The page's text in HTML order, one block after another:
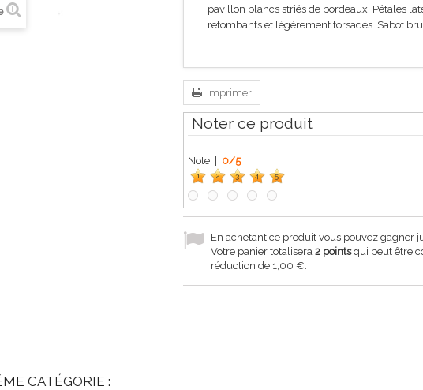
pavillon blancs striés de bordeaux. Pétales
retombants et légèrement torsadés. Sabot
Imprimer
Noter ce produit
Note | 0/5
1 2 3 4 5
En achetant ce produit vous pouvez gagner
Votre panier totalisera 2 pointsqui peut être
réduction de 1,00 €.
CATÉGORIE :